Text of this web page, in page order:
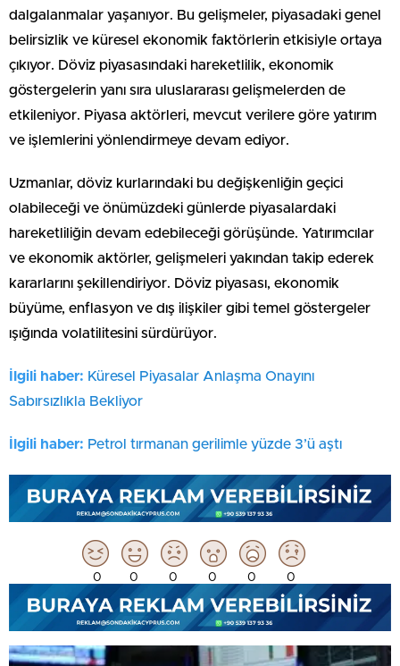
dalgalanmalar yaşanıyor. Bu gelişmeler, piyasadaki genel
belirsizlik ve küresel ekonomik faktörlerin etkisiyle ortaya
çıkıyor. Döviz piyasasındaki hareketlilik, ekonomik
göstergelerin yanı sıra uluslararası gelişmelerden de
etkileniyor. Piyasa aktörleri, mevcut verilere göre yatırım
ve işlemlerini yönlendirmeye devam ediyor.
Uzmanlar, döviz kurlarındaki bu değişkenliğin geçici
olabileceği ve önümüzdeki günlerde piyasalardaki
hareketliliğin devam edebileceği görüşünde. Yatırımcılar
ve ekonomik aktörler, gelişmeleri yakından takip ederek
kararlarını şekillendiriyor. Döviz piyasası, ekonomik
büyüme, enflasyon ve dış ilişkiler gibi temel göstergeler
ışığında volatilitesini sürdürüyor.
İlgili haber: Küresel Piyasalar Anlaşma Onayını
Sabırsızlıkla Bekliyor
İlgili haber: Petrol tırmanan gerilimle yüzde 3’ü aştı
0 0 0 0 0 0